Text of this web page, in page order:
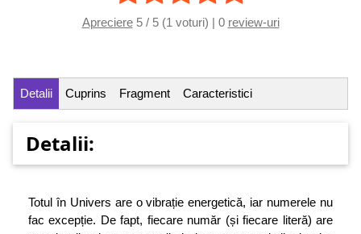
Apreciere5 / 5 (1 voturi) | 0 review-uri
Detalii Cuprins Fragment Caracteristici
Detalii:
Totul în Univers are o vibrație energetică, iar numerele nu
fac excepție. De fapt, fiecare număr (și fiecare literă) are